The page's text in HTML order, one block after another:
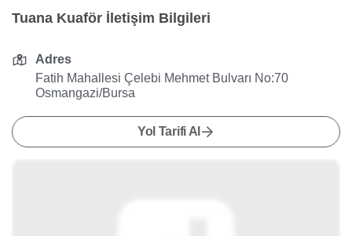
Tuana Kuaför İletişim Bilgileri
Adres
Fatih Mahallesi Çelebi Mehmet Bulvarı No:70
Osmangazi/Bursa
Yol Tarifi Al